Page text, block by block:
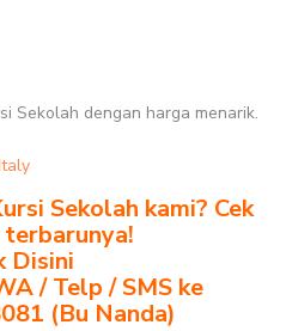
Sekolah dengan harga menarik.
Sekolah kami? Cek
Disini
/ Telp / SMS ke
(Bu Nanda)